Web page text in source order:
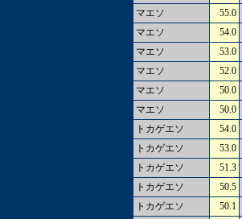
マエソ 55.0
マエソ
54.0
マエソ
53.0
マエソ
52.0
マエソ
50.0
マエソ
50.0
トカゲエソ
54.0
トカゲエソ
53.0
トカゲエソ
51.3
トカゲエソ
50.5
トカゲエソ
50.1